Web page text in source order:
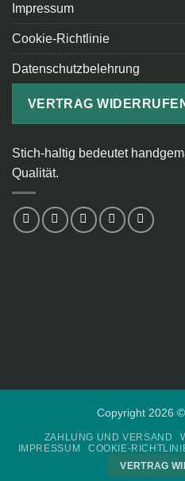
Impressum
Cookie-Richtlinie
Datenschutzbelehrung
VERTRAG
Stich-haltig bedeutet
Qualität.
Copyright 2026 ©
ZAHLUNG UND VERSAND
IMPRESSUM
COOKIE-
VERTRAG